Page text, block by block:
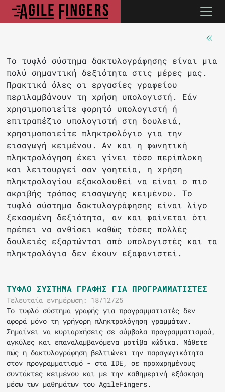
Το τυφλό σύστημα δακτυλογράφησης είναι μια
πολύ σημαντική δεξιότητα στις μέρες μας.
Πρακτικά όλες οι εργασίες γραφείου
περιλαμβάνουν τη χρήση υπολογιστή. Εάν
χρησιμοποιείτε φορητό υπολογιστή ή
επιτραπέζιο υπολογιστή στη δουλειά,
χρησιμοποιείτε πληκτρολόγιο για την
εισαγωγή κειμένου. Αν και η φωνητική
πληκτρολόγηση έχει γίνει τόσο περίπλοκη
και λειτουργεί σαν γοητεία, η χρήση
πληκτρολογίου εξακολουθεί να είναι ο πιο
ακριβής τρόπος εισαγωγής κειμένου. Το
τυφλό σύστημα δακτυλογράφησης είναι λίγο
ξεχασμένη δεξιότητα, αν και φαίνεται ότι
πρέπει να ανθίσει καθώς τόσες πολλές
δουλειές εξαρτώνται από υπολογιστές και τα
πληκτρολόγια δεν έχουν εξαφανιστεί.
ΤΥΦΛΌ ΣΎΣΤΗΜΑ ΓΡΑΦΉΣ ΓΙΑ ΠΡΟΓΡΑΜΜΑΤΙΣΤΈΣ
Τελευταία ενημέρωση: 18/12/25
Το τυφλό σύστημα γραφής για προγραμματιστές δεν
αφορά μόνο τη γρήγορη πληκτρολόγηση γραμμάτων.
Σημαίνει να κυριαρχήσεις σε σύμβολα προγραμματισμού,
αγκύλες και επαναλαμβανόμενα μοτίβα κώδικα. Μάθετε
πώς η δακτυλογράφηση βελτιώνει την παραγωγικότητα
στον προγραμματισμό - στα IDE, σε προχωρημένους
συντάκτες κειμένου και με την καθημερινή εξάσκηση
μέσω των μαθημάτων του AgileFingers.